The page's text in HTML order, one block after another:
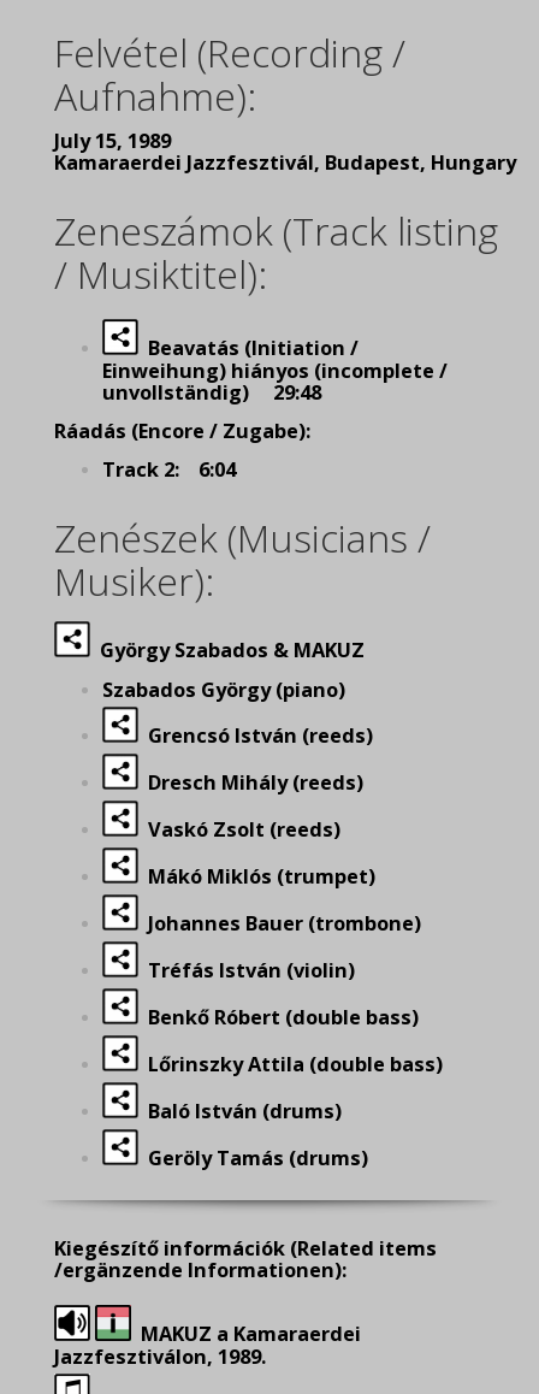
Felvétel (Recording /
Aufnahme):
July 15, 1989
Kamaraerdei Jazzfesztivál, Budapest, Hungary
Zeneszámok (Track listing
/ Musiktitel):
Beavatás (Initiation /
Einweihung) hiányos (incomplete /
unvollständig) 29:48
Ráadás (Encore / Zugabe):
Track 2: 6:04
Zenészek (Musicians /
Musiker):
György Szabados & MAKUZ
Szabados György (piano)
Grencsó István (reeds)
Dresch Mihály (reeds)
Vaskó Zsolt (reeds)
Mákó Miklós (trumpet)
Johannes Bauer (trombone)
Tréfás István (violin)
Benkő Róbert (double bass)
Lőrinszky Attila (double bass)
Baló István (drums)
Geröly Tamás (drums)
Kiegészítő információk (Related items
/ergänzende Informationen):
MAKUZ a Kamaraerdei
Jazzfesztiválon, 1989.